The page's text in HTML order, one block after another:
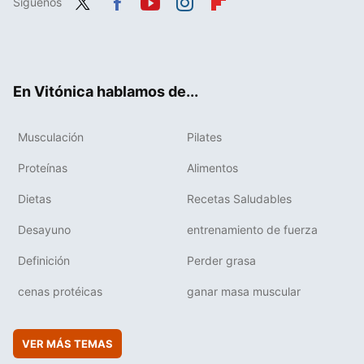
En Vitónica hablamos de...
Musculación Pilates
Proteínas Alimentos
Dietas Recetas Saludables
Desayuno entrenamiento de fuerza
Definición Perder grasa
cenas protéicas ganar masa muscular
VER MÁS TEMAS